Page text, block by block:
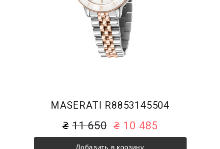
MASERATI R8853145504
11 650 10 485
Добавить в корзину